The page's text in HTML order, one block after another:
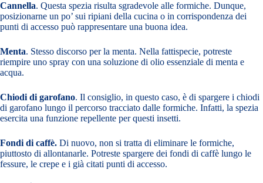
Cannella. Questa spezia risulta sgradevole alle formiche. Dunque,
posizionarne un po’ sui ripiani della cucina o in corrispondenza dei
punti di accesso può rappresentare una buona idea.
Menta. Stesso discorso per la menta. Nella fattispecie, potreste
riempire uno spray con una soluzione di olio essenziale di menta e
acqua.
Chiodi di garofano. Il consiglio, in questo caso, è di spargere i chiodi
di garofano lungo il percorso tracciato dalle formiche. Infatti, la spezia
esercita una funzione repellente per questi insetti.
Fondi di caffè. Di nuovo, non si tratta di eliminare le formiche,
piuttosto di allontanarle. Potreste spargere dei fondi di caffè lungo le
fessure, le crepe e i già citati punti di accesso.